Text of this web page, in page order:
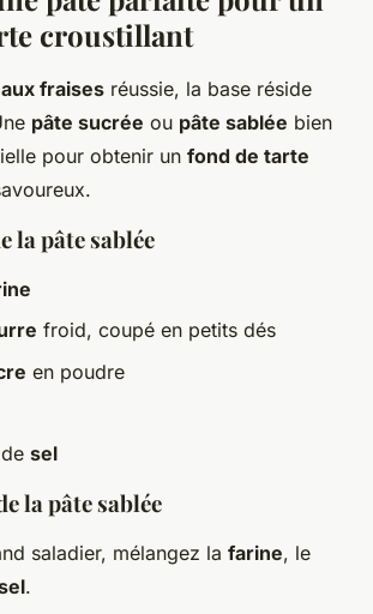
croustillant
fraises réussie, la base réside
pâte sucrée ou pâte sablée bien
pour obtenir un fond de tarte
la pâte sablée
froid, coupé en petits dés
en poudre
sel
la pâte sablée
saladier, mélangez la farine, le
.